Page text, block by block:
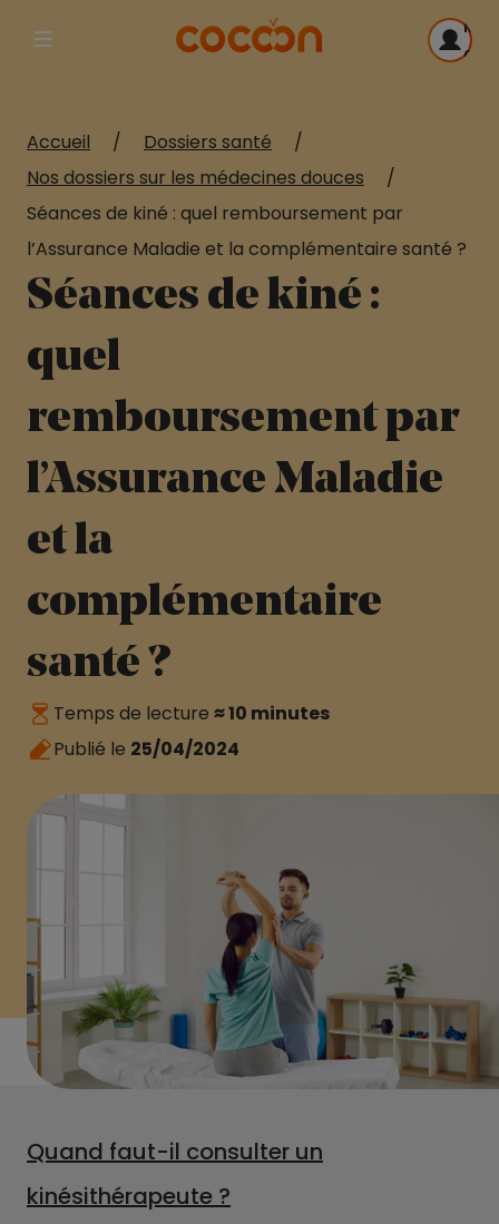
Afficher la navigation principale
Me
Accueil / Dossiers santé
/
Nos dossiers sur les médecines douces
/
Séances de kiné : quel remboursement par
l’Assurance Maladie et la complémentaire santé ?
Séances de kiné :
quel
remboursement par
l’Assurance Maladie
et la
complémentaire
santé ?
Temps de lecture ≈ 10 minutes
Publié le 25/04/2024
Quand faut-il consulter un
kinésithérapeute ?